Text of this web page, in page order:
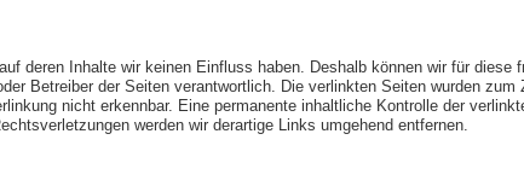
deren Inhalte wir keinen Einfluss haben. Deshalb können wir für diese
Betreiber der Seiten verantwortlich. Die verlinkten Seiten wurden
nicht erkennbar. Eine permanente inhaltliche Kontrolle der
werden wir derartige Links umgehend entfernen.